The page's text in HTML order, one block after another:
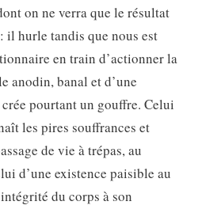
on ne verra que le résultat
il hurle tandis que nous est
en train d’actionner la
anodin, banal et d’une
pourtant un gouffre. Celui
les pires souffrances et
de vie à trépas, au
d’une existence paisible au
du corps à son